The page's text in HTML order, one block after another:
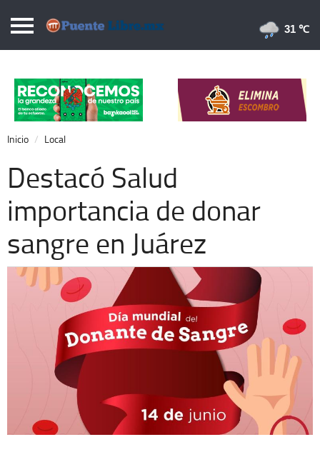
Puentelibre.mx
Local
Nacional
Opinión
Cronos
Economía
Espectáculos
Extra +
31 ℃
Inicio Local
Destacó Salud
importancia de donar
sangre en Juárez